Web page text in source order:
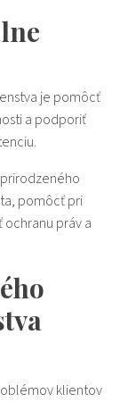
je pomôcť
a podporiť
pomôcť pri
práv a
klientov